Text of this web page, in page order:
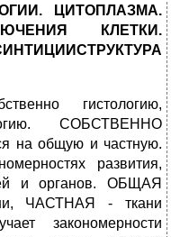
ЦИТОПЛАЗМА.
КЛЕТКИ.
гистологию,
СОБСТВЕННО
на общую и частную.
развития,
и органов. ОБЩАЯ
ЧАСТНАЯ - ткани
закономерности